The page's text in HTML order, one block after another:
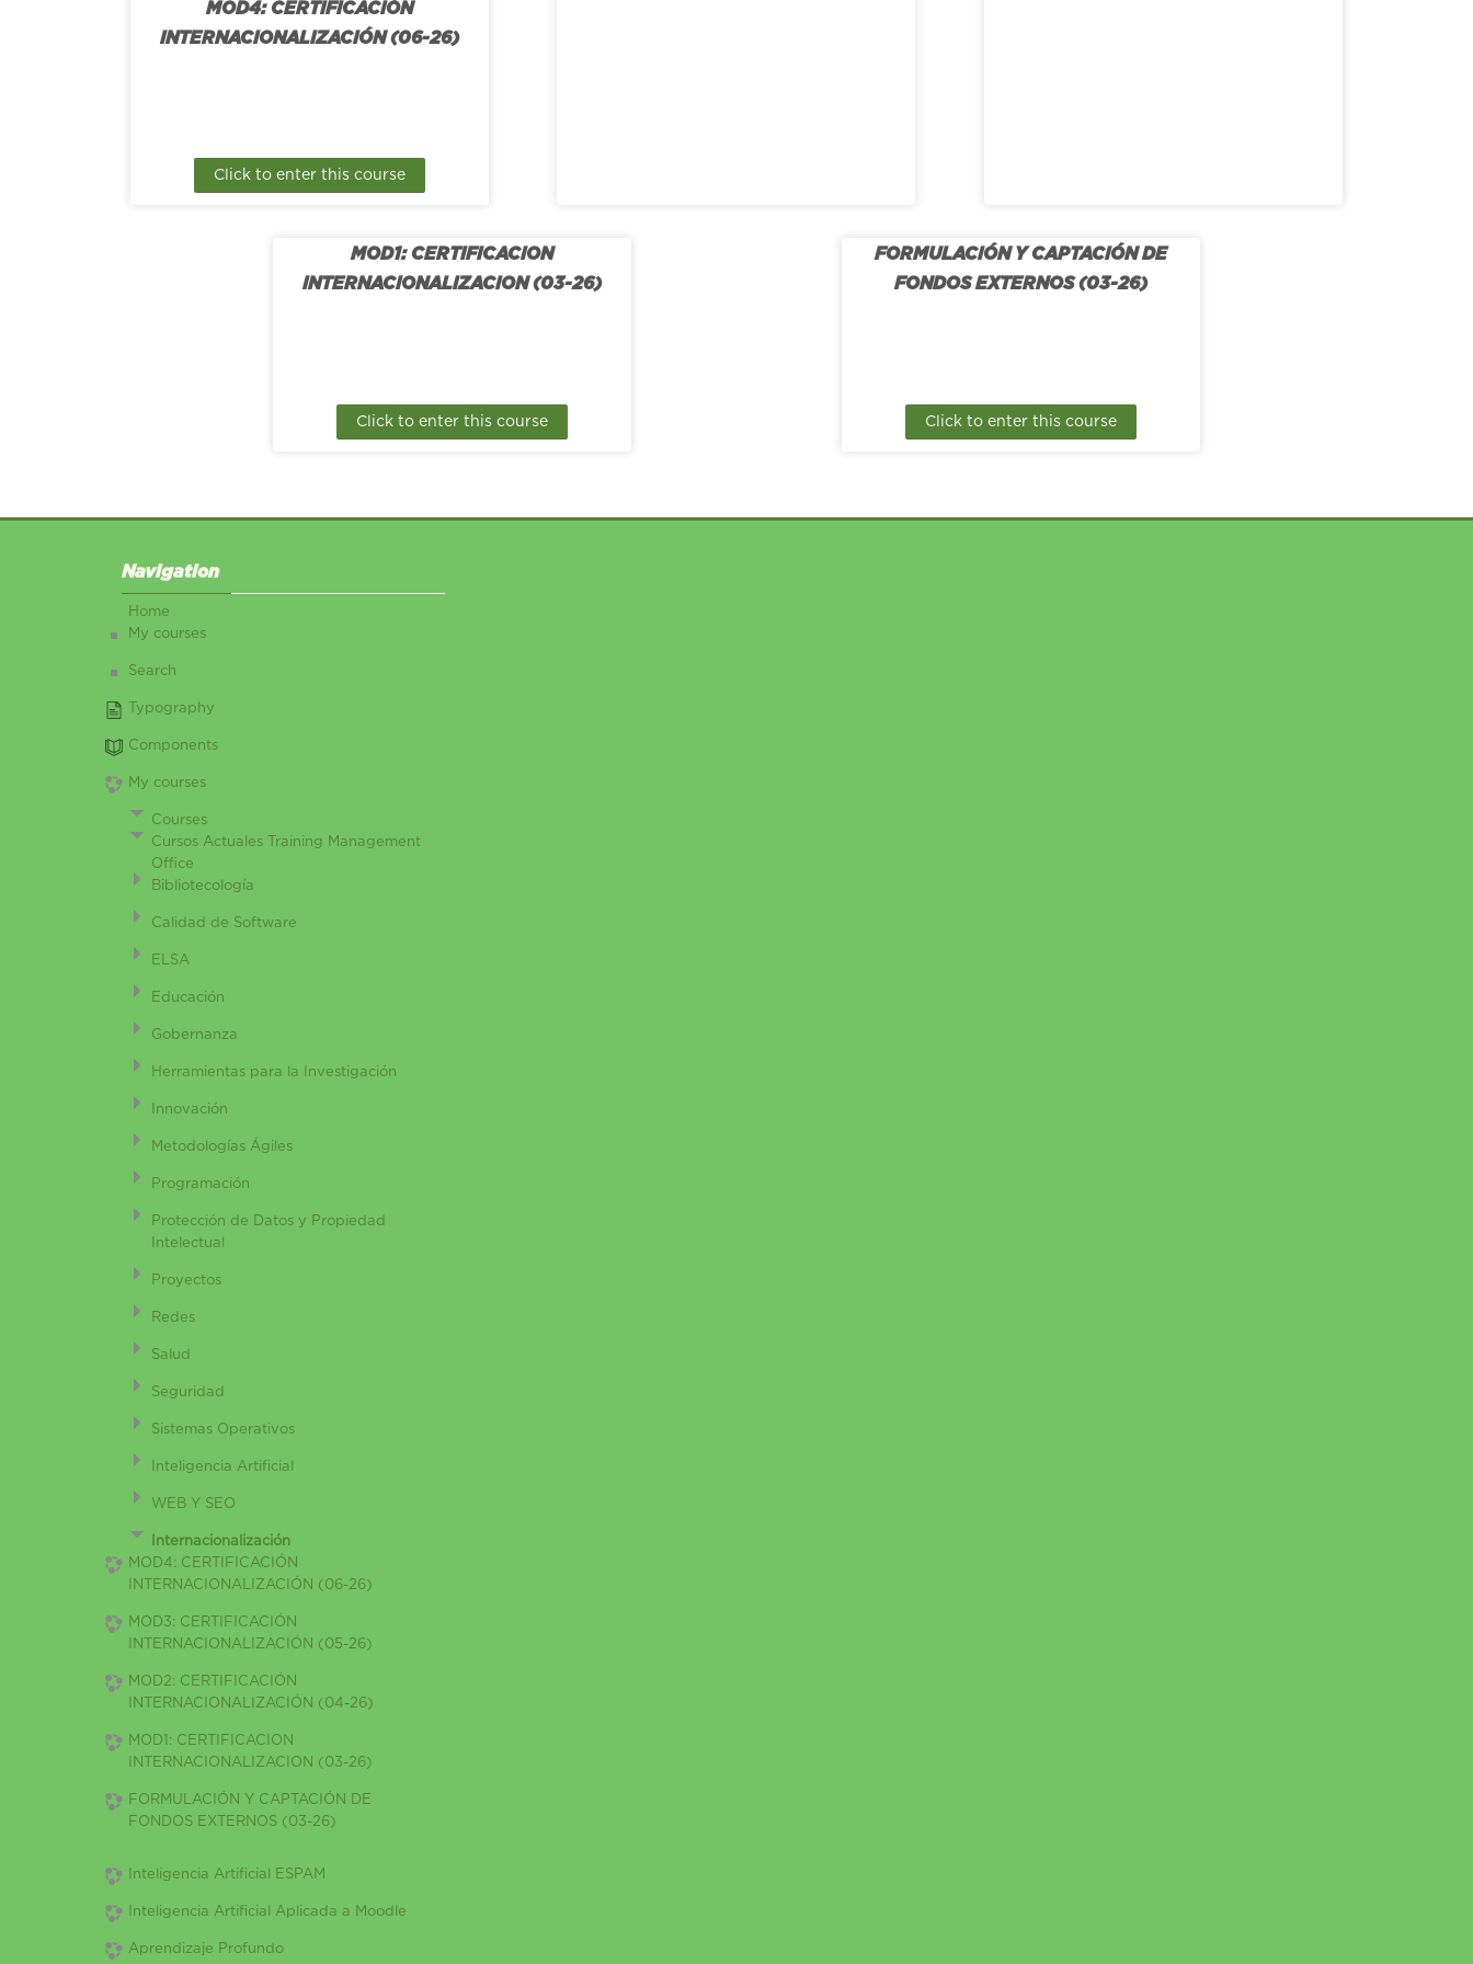
MOD4: CERTIFICACIÓN
INTERNACIONALIZACIÓN (06-26)
Click to enter this course
MOD1: CERTIFICACION
INTERNACIONALIZACION (03-26)
Click to enter this course
FORMULACIÓN Y CAPTACIÓN DE
FONDOS EXTERNOS (03-26)
Click to enter this course
Navigation
Home
My courses
Search
Typography
Components
My courses
Courses
Cursos Actuales Training Management
Office
Bibliotecología
Calidad de Software
ELSA
Educación
Gobernanza
Herramientas para la Investigación
Innovación
Metodologías Ágiles
Programación
Protección de Datos y Propiedad
Intelectual
Proyectos
Redes
Salud
Seguridad
Sistemas Operativos
Inteligencia Artificial
WEB Y SEO
Internacionalización
MOD4: CERTIFICACIÓN
INTERNACIONALIZACIÓN (06-26)
MOD3: CERTIFICACIÓN
INTERNACIONALIZACIÓN (05-26)
MOD2: CERTIFICACIÓN
INTERNACIONALIZACIÓN (04-26)
MOD1: CERTIFICACION
INTERNACIONALIZACION (03-26)
FORMULACIÓN Y CAPTACIÓN DE
FONDOS EXTERNOS (03-26)
Inteligencia Artificial ESPAM
Inteligencia Artificial Aplicada a Moodle
Aprendizaje Profundo